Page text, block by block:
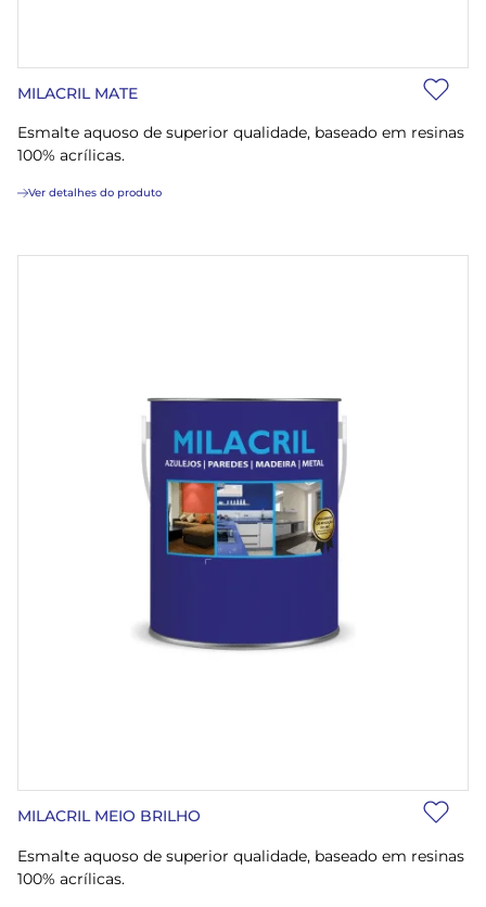
MILACRIL MATE
Esmalte aquoso de superior qualidade, baseado em resinas
100% acrílicas.
Ver detalhes do produto
MILACRIL MEIO BRILHO
Esmalte aquoso de superior qualidade, baseado em resinas
100% acrílicas.